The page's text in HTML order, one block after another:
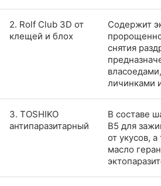
2. Rolf Club 3D от
клещей и блох
Содержит
снятия
личинками
3. TOSHIKO
антипаразитарный
В составе
B5 для
от укусов,
масло